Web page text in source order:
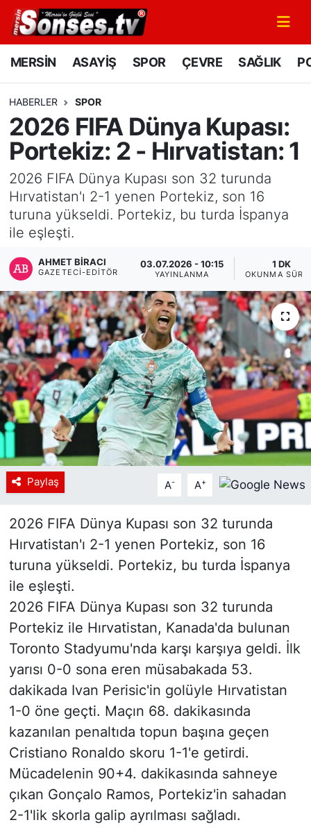
MERSİN ASAYİŞ SPOR ÇEVRE SAĞLIK
HABERLER SPOR
2026 FIFA Dünya Kupası:
Portekiz: 2 - Hırvatistan: 1
2026 FIFA Dünya Kupası son 32 turunda
Hırvatistan'ı 2-1 yenen Portekiz, son 16
turuna yükseldi. Portekiz, bu turda İspanya
ile eşleşti.
AHMET BIRACI
GAZETECI-EDITÖR
03.07.2026 - 10:15
YAYINLANMA
1 DK
OKUNMA
Paylaş A- A+
2026 FIFA Dünya Kupası son 32 turunda
Hırvatistan'ı 2-1 yenen Portekiz, son 16
turuna yükseldi. Portekiz, bu turda İspanya
ile eşleşti.
2026 FIFA Dünya Kupası son 32 turunda
Portekiz ile Hırvatistan, Kanada'da bulunan
Toronto Stadyumu'nda karşı karşıya geldi. İlk
yarısı 0-0 sona eren müsabakada 53.
dakikada Ivan Perisic'in golüyle Hırvatistan
1-0 öne geçti. Maçın 68. dakikasında
kazanılan penaltıda topun başına geçen
Cristiano Ronaldo skoru 1-1'e getirdi.
Mücadelenin 90+4. dakikasında sahneye
çıkan Gonçalo Ramos, Portekiz'in sahadan
2-1'lik skorla galip ayrılması sağladı.
MERSİN
SPOR
GÜNÜN MANŞETİ
DÜNYA
KÜLTÜR - SANAT
MAGAZİN
SAĞLIK
Siyaset
YEREL HABER
Haberde insan
Tanıtım
Mersin Nöbetçi Eczaneler
Mersin Namaz Vakitleri
Mersin Trafik Yoğunluk Haritası
Süper Lig Puan Durumu ve Fikstür
Tüm Manşetler
Son Dakika Haberleri
Haber Arşivi